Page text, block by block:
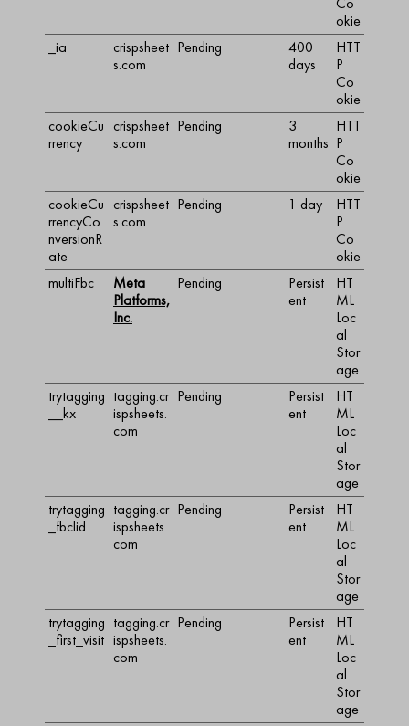
okie
_ia
crispsheet
s.com
Pending
400
days
HTT
P
Co
okie
cookieCu
rrency
crispsheet
s.com
Pending
3
months
HTT
P
Co
okie
cookieCu
rrencyCo
nversionR
ate
crispsheet
s.com
Pending 1 day
HTT
P
Co
okie
multiFbc
Meta
Platforms,
Inc.
Pending
Persist
ent
HT
ML
Loc
al
Stor
age
trytagging
__kx
tagging.cr
ispsheets.
com
Pending
Persist
ent
HT
ML
Loc
al
Stor
age
trytagging
_fbclid
tagging.cr
ispsheets.
com
Pending
Persist
ent
HT
ML
Loc
al
Stor
age
trytagging
_first_visit
tagging.cr
ispsheets.
com
Pending
Persist
ent
HT
ML
Loc
al
Stor
age